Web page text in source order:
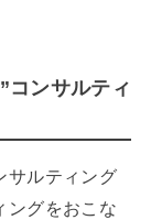
コンサルティ
サルティング
ングをおこな